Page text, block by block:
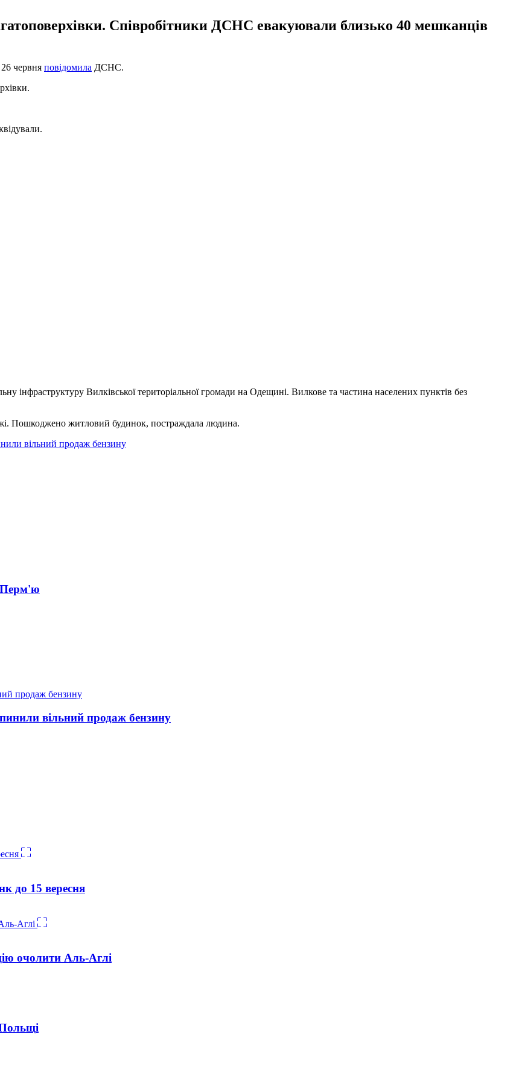
Співробітники ДСНС евакуювали близько 40 мешканців
червня повідомила ДСНС.
інфраструктуру Вилківської територіальної громади на Одещині. Вилкове та частина населених пунктів без
Пошкоджено житловий будинок, постраждала людина.
вільний продаж бензину
Перм'ю
вільний продаж бензину
до 15 вересня
очолити Аль-Аглі